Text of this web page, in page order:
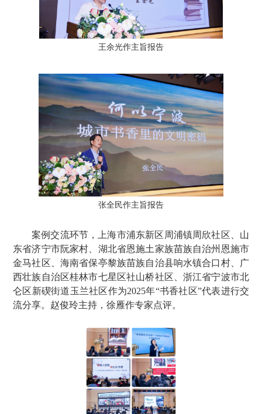
王余光作主旨报告
张全民作主旨报告
案例交流环节，上海市浦东新区周浦镇周欣社区、山
东省济宁市阮家村、湖北省恩施土家族苗族自治州恩施市
金马社区、海南省保亭黎族苗族自治县响水镇合口村、广
西壮族自治区桂林市七星区社山桥社区、浙江省宁波市北
仑区新碶街道玉兰社区作为2025年“书香社区”代表进行交
流分享。赵俊玲主持，徐雁作专家点评。